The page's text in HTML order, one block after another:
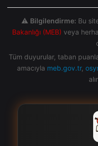
⚠️ Bilgilendirme: Bu
Bakanlığı (MEB) veya
Tüm duyurular, taban
amacıyla meb.gov.tr,